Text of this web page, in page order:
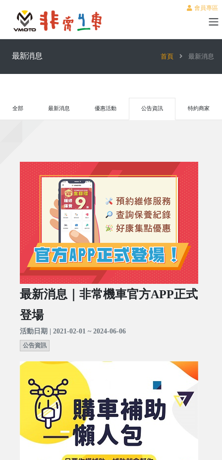
會員專區
最新消息 首頁 最新消息
全部 最新消息 優惠活動 公告資訊 特約商家
最新消息｜非常機車官方APP正式
登場
活動日期 | 2021-02-01 ~ 2024-06-06
公告資訊